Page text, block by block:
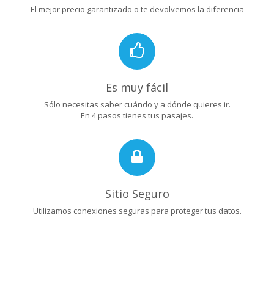
El mejor precio garantizado o te devolvemos la diferencia
Es muy fácil
Sólo necesitas saber cuándo y a dónde quieres ir.
En 4 pasos tienes tus pasajes.
Sitio Seguro
Utilizamos conexiones seguras para proteger tus datos.